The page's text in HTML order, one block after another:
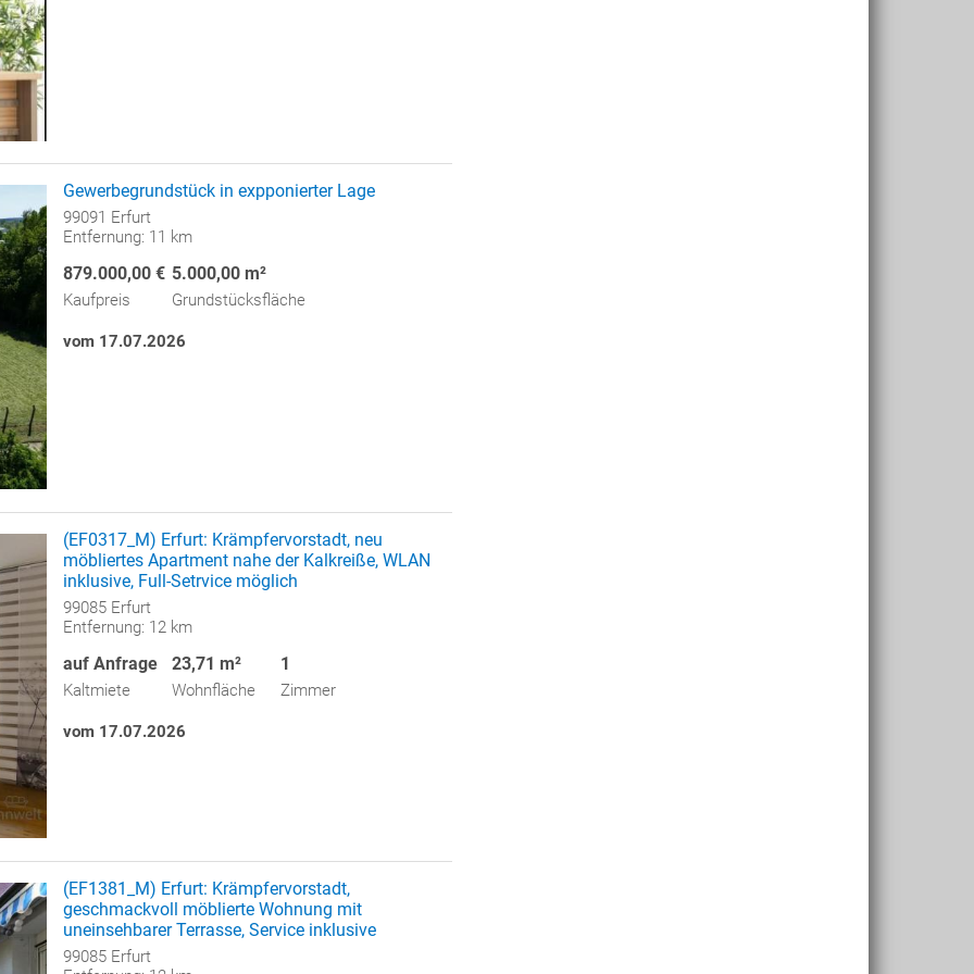
Gewerbegrundstück in expponierter Lage
99091 Erfurt
Entfernung: 11 km
879.000,00 €
Kaufpreis
5.000,00 m²
Grundstücksfläche
vom 17.07.2026
(EF0317_M) Erfurt: Krämpfervorstadt, neu
möbliertes Apartment nahe der Kalkreiße, WLAN
inklusive, Full-Setrvice möglich
99085 Erfurt
Entfernung: 12 km
auf Anfrage
Kaltmiete
23,71 m²
Wohnfläche
1
Zimmer
vom 17.07.2026
(EF1381_M) Erfurt: Krämpfervorstadt,
geschmackvoll möblierte Wohnung mit
uneinsehbarer Terrasse, Service inklusive
99085 Erfurt